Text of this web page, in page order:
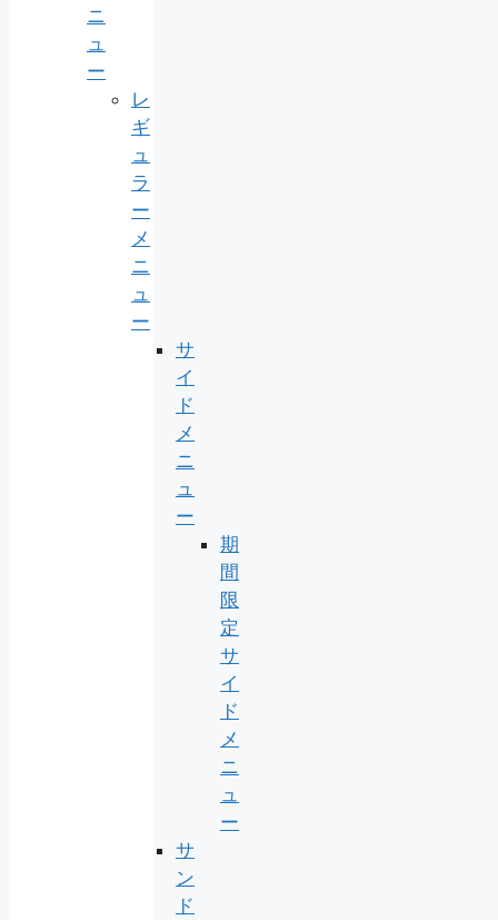
ニ
ュ
ー
レ
ギ
ュ
ラ
ー
メ
ニ
ュ
ー
サ
イ
ド
メ
ニ
ュ
ー
期
間
限
定
サ
イ
ド
メ
ニ
ュ
ー
サ
ン
ド